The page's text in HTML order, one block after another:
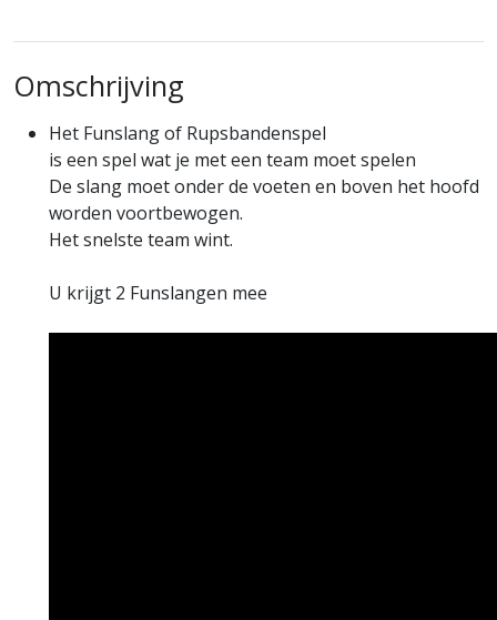
Omschrijving
Het Funslang of Rupsbandenspel
is een spel wat je met een team moet spelen
De slang moet onder de voeten en boven het hoofd
worden voortbewogen.
Het snelste team wint.
U krijgt 2 Funslangen mee